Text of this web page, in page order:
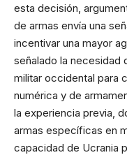
esta decisión,
de armas envía una
incentivar una mayor
señalado la necesidad
militar occidental para
numérica y de
la experiencia previa,
armas específicas en
capacidad de Ucrania